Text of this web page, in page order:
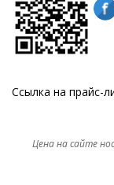
Ссылка на прайс-
Цена на сайте